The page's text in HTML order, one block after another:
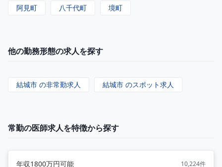
阿見町 八千代町 境町
他の勤務形態の求人を探す
結城市 の非常勤求人 結城市 のスポット求人
常勤の医師求人を特徴から探す
年収1800万円可能 10,224件